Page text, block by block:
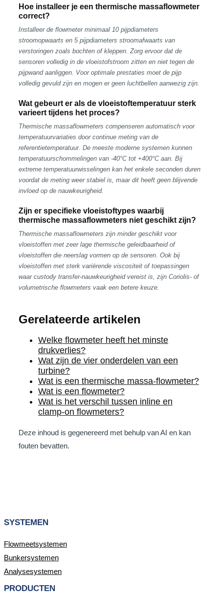
Hoe installeer je een thermische massaflowmeter
correct?
Installeer de flowmeter minimaal 10 pijpdiameters
stroomopwaarts en 5 pijpdiameters stroomafwaarts van
verstoringen zoals bochten of kleppen. Zorg ervoor dat de
sensoren volledig in de vloeistofstroom zitten en niet tegen de
pijpwand aanliggen. Voor optimale prestaties moet de pijp
volledig gevuld zijn en mogen er geen luchtbellen aanwezig zijn.
Wat gebeurt er als de vloeistoftemperatuur sterk
varieert tijdens het proces?
Thermische massaflowmeters compenseren automatisch voor
temperatuurvariaties door continue meting van de
referentietemperatuur. De meeste moderne systemen kunnen
temperatuurschommelingen van -40°C tot +400°C aan. Bij
extreme temperatuurwisselingen kan het enkele seconden duren
voordat de meting weer stabiel is, maar dit heeft geen blijvende
invloed op de nauwkeurigheid.
Zijn er specifieke vloeistoftypes waarbij
thermische massaflowmeters niet geschikt zijn?
Thermische massaflowmeters zijn minder geschikt voor
vloeistoffen met zeer lage thermische geleidbaarheid of
vloeistoffen die neerslag vormen op de sensoren. Ook bij
vloeistoffen met sterk variërende viscositeit of toepassingen
waar custody transfer-nauwkeurigheid vereist is, zijn Coriolis- of
volumetrische flowmeters vaak een betere keuze.
Gerelateerde artikelen
Welke flowmeter heeft het minste
drukverlies?
Wat zijn de vier onderdelen van een
turbine?
Wat is een thermische massa-flowmeter?
Wat is een flowmeter?
Wat is het verschil tussen inline en
clamp-on flowmeters?
Deze inhoud is gegenereerd met behulp van AI en kan
fouten bevatten.
SYSTEMEN
Flowmeetsystemen
Bunkersystemen
Analysesystemen
PRODUCTEN